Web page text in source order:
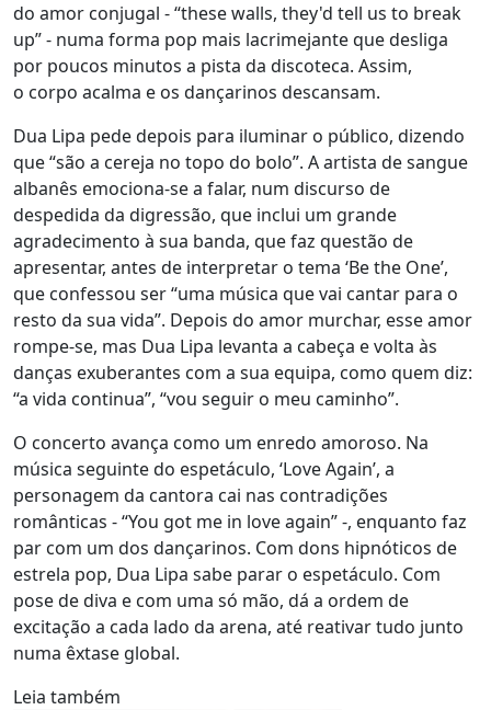
do amor conjugal - “these walls, they'd tell us to break
up” - numa forma pop mais lacrimejante que desliga
por poucos minutos a pista da discoteca. Assim,
o corpo acalma e os dançarinos descansam.
Dua Lipa pede depois para iluminar o público, dizendo
que “são a cereja no topo do bolo”. A artista de sangue
albanês emociona-se a falar, num discurso de
despedida da digressão, que inclui um grande
agradecimento à sua banda, que faz questão de
apresentar, antes de interpretar o tema ‘Be the One’,
que confessou ser “uma música que vai cantar para o
resto da sua vida”. Depois do amor murchar, esse amor
rompe-se, mas Dua Lipa levanta a cabeça e volta às
danças exuberantes com a sua equipa, como quem diz:
“a vida continua”, “vou seguir o meu caminho”.
O concerto avança como um enredo amoroso. Na
música seguinte do espetáculo, ‘Love Again’, a
personagem da cantora cai nas contradições
românticas - “You got me in love again” -, enquanto faz
par com um dos dançarinos. Com dons hipnóticos de
estrela pop, Dua Lipa sabe parar o espetáculo. Com
pose de diva e com uma só mão, dá a ordem de
excitação a cada lado da arena, até reativar tudo junto
numa êxtase global.
Leia também